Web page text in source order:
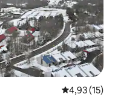
4,93 de uma
4,93 (15)